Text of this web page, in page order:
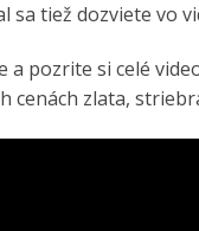
sa tiež dozviete vo
a pozrite si celé
cenách zlata,